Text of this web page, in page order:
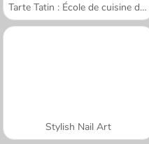
Tarte Tatin : École de cuisine de Sara
Stylish Nail Art